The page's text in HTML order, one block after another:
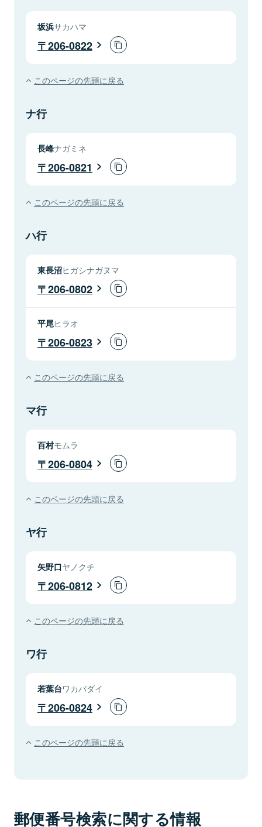
坂浜サカハマ
206-0822
このページの先頭に戻る
ナ行
長峰ナガミネ
206-0821
このページの先頭に戻る
ハ行
東長沼ヒガシナガヌマ
206-0802
平尾ヒラオ
206-0823
このページの先頭に戻る
マ行
百村モムラ
206-0804
このページの先頭に戻る
ヤ行
矢野口ヤノクチ
206-0812
このページの先頭に戻る
ワ行
若葉台ワカバダイ
206-0824
このページの先頭に戻る
郵便番号検索に関する情報